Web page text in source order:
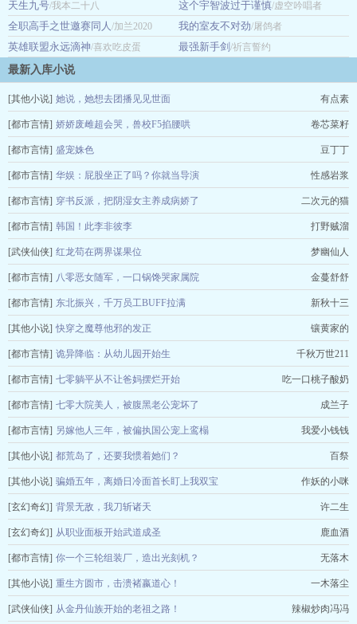
天生九号/我本二十八 这个宇智波过于谨慎/虚空吟唱者
全职高手之世邀赛同人/加兰2020 我的室友不对劲/屠鸽者
英雄联盟永远滴神/喜欢吃皮蛋 最强新手剑 /祈言誓约
最新入库小说
[其他小说] 她说，她想去团播见见世面 有点素
[都市言情] 娇娇废雌超会哭，兽校F5掐腰哄 卷芯菜籽
[都市言情] 盛宠姝色 豆丁丁
[都市言情] 华娱：屁股坐正了吗？你就当导演 性感岩浆
[都市言情] 穿书反派，把阴湿女主养成病娇了 二次元的猫
[都市言情] 韩国！此李非彼李 打野贼溜
[武侠仙侠] 红龙苟在两界谋果位 梦幽仙人
[都市言情] 八零恶女随军，一口锅馋哭家属院 金蔓舒舒
[都市言情] 东北振兴，千万员工BUFF拉满 新秋十三
[其他小说] 快穿之魔尊他邪的发正 镶黄家的
[都市言情] 诡异降临：从幼儿园开始生 千秋万世211
[都市言情] 七零躺平从不让爸妈摆烂开始 吃一口桃子酸奶
[都市言情] 七零大院美人，被腹黑老公宠坏了 成兰子
[都市言情] 另嫁他人三年，被偏执国公宠上鸾榻 我爱小钱钱
[其他小说] 都荒岛了，还要我惯着她们？ 百祭
[其他小说] 骗婚五年，离婚日冷面首长盯上我双宝 作妖的小咪
[玄幻奇幻] 背景无敌，我刀斩诸天 许二生
[玄幻奇幻] 从职业面板开始武道成圣 鹿血酒
[都市言情] 你一个三轮组装厂，造出光刻机？ 无落木
[其他小说] 重生方圆市，击溃褚嬴道心！ 一木落尘
[武侠仙侠] 从金丹仙族开始的老祖之路！ 辣椒炒肉冯冯